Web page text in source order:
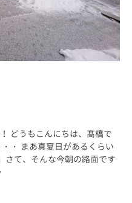
どうもこんにちは、髙橋で
・ まあ真夏日があるくらい
て、そんな今朝の路面です